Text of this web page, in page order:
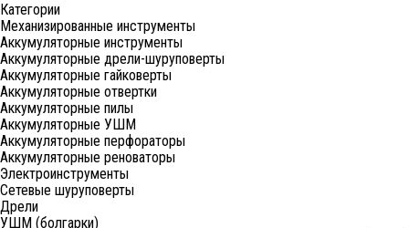
Категории
Механизированные инструменты
Аккумуляторные инструменты
Аккумуляторные дрели-шуруповерты
Аккумуляторные гайковерты
Аккумуляторные отвертки
Аккумуляторные пилы
Аккумуляторные УШМ
Аккумуляторные перфораторы
Аккумуляторные реноваторы
Электроинструменты
Сетевые шуруповерты
Дрели
УШМ (болгарки)